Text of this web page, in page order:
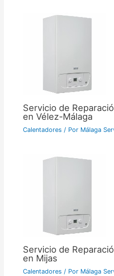
Servicio de
en Vélez-Málaga
Calentadores / Por Málaga
Servicio de
en Mijas
Calentadores / Por Málaga